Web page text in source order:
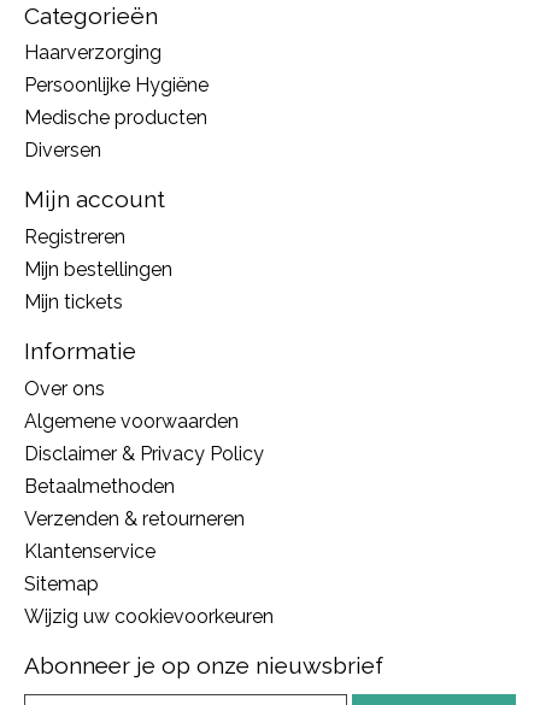
Categorieën
Haarverzorging
Persoonlijke Hygiëne
Medische producten
Diversen
Mijn account
Registreren
Mijn bestellingen
Mijn tickets
Informatie
Over ons
Algemene voorwaarden
Disclaimer & Privacy Policy
Betaalmethoden
Verzenden & retourneren
Klantenservice
Sitemap
Wijzig uw cookievoorkeuren
Abonneer je op onze nieuwsbrief